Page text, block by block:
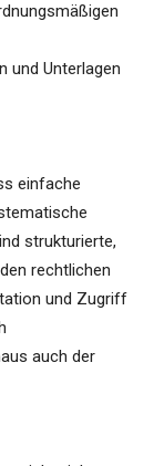
und Unterlagen
einfache
strukturierte,
rechtlichen
und Zugriff
auch der